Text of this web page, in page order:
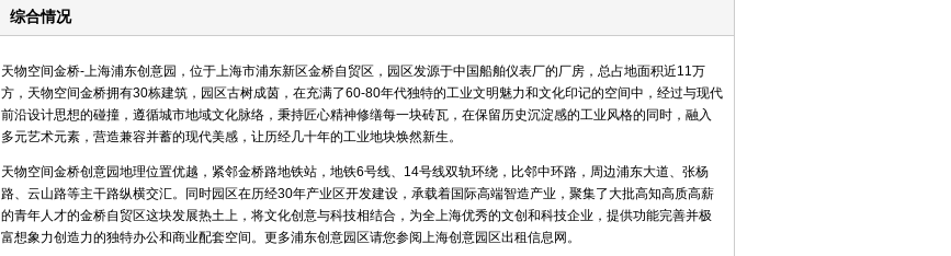
综合情况
天物空间金桥-上海浦东创意园，位于上海市浦东新区金桥自贸区，园区发源于中国船舶仪表厂的厂房，总占地面积近11万
方，天物空间金桥拥有30栋建筑，园区古树成茵，在充满了60-80年代独特的工业文明魅力和文化印记的空间中，经过与现代
前沿设计思想的碰撞，遵循城市地域文化脉络，秉持匠心精神修缮每一块砖瓦，在保留历史沉淀感的工业风格的同时，融入
多元艺术元素，营造兼容并蓄的现代美感，让历经几十年的工业地块焕然新生。
天物空间金桥创意园地理位置优越，紧邻金桥路地铁站，地铁6号线、14号线双轨环绕，比邻中环路，周边浦东大道、张杨
路、云山路等主干路纵横交汇。同时园区在历经30年产业区开发建设，承载着国际高端智造产业，聚集了大批高知高质高薪
的青年人才的金桥自贸区这块发展热土上，将文化创意与科技相结合，为全上海优秀的文创和科技企业，提供功能完善并极
富想象力创造力的独特办公和商业配套空间。更多浦东创意园区请您参阅上海创意园区出租信息网。